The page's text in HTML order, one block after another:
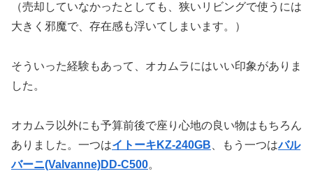
（売却していなかったとしても、狭いリビングで使うには
大きく邪魔で、存在感も浮いてしまいます。）
そういった経験もあって、オカムラにはいい印象がありま
した。
オカムラ以外にも予算前後で座り心地の良い物はもちろん
ありました。一つはイトーキKZ-240GB 、もう一つはバル
バーニ(Valvanne)DD-C500。